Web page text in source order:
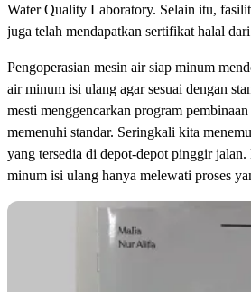
Water Quality Laboratory. Selain itu,
juga telah mendapatkan sertifikat halal
Pengoperasian mesin air siap minum
air minum isi ulang agar sesuai dengan
mesti menggencarkan program
memenuhi standar. Seringkali kita
yang tersedia di depot-depot pinggir
minum isi ulang hanya melewati proses